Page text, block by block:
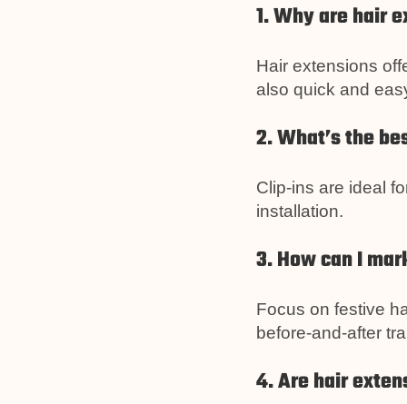
1. Why are hair
Hair extensions
also quick and
2. What’s the
Clip-ins are ideal
installation.
3. How can I
Focus on festive
before-and-after
4. Are hair